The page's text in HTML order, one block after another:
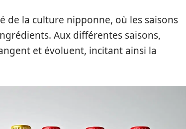
de la culture nipponne, où les saisons
Aux différentes saisons,
et évoluent, incitant ainsi la